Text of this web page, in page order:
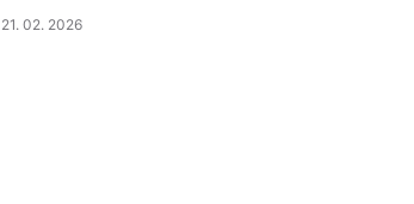
21. 02. 2026